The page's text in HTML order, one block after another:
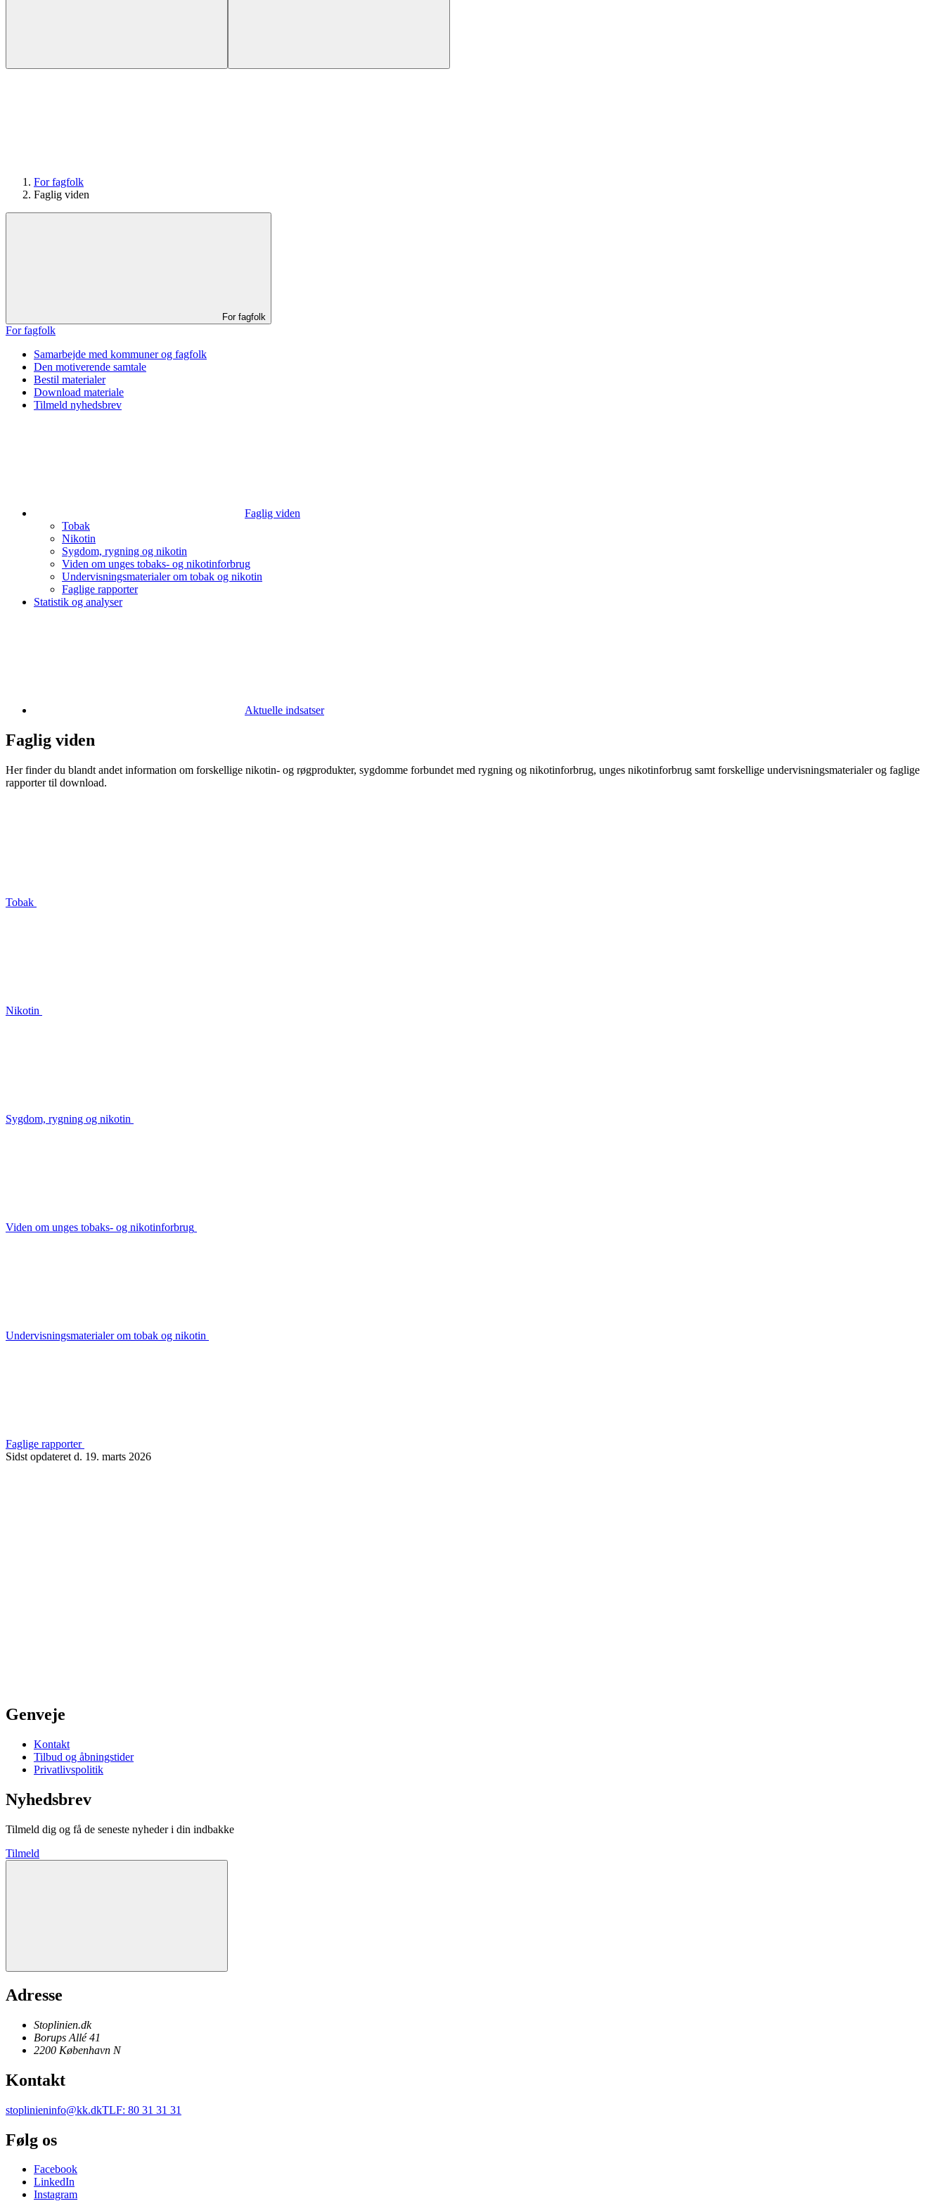
For fagfolk
Faglig viden
For fagfolk
For fagfolk
Samarbejde med kommuner og fagfolk
Den motiverende samtale
Bestil materialer
Download materiale
Tilmeld nyhedsbrev
Faglig viden
Tobak
Nikotin
Sygdom, rygning og nikotin
Viden om unges tobaks- og nikotinforbrug
Undervisningsmaterialer om tobak og nikotin
Faglige rapporter
Statistik og analyser
Aktuelle indsatser
Faglig viden
Her finder du blandt andet information om forskellige nikotin- og røgprodukter, sygdomme forbundet med rygning og nikotinforbrug, unges nikotinforbrug samt forskellige undervisningsmaterialer og faglige
rapporter til download.
Tobak
Nikotin
Sygdom, rygning og nikotin
Viden om unges tobaks- og nikotinforbrug
Undervisningsmaterialer om tobak og nikotin
Faglige rapporter
Sidst opdateret d. 19. marts 2026
Genveje
Kontakt
Tilbud og åbningstider
Privatlivspolitik
Nyhedsbrev
Tilmeld dig og få de seneste nyheder i din indbakke
Tilmeld
Adresse
Stoplinien.dk
Borups Allé 41
2200 København N
Kontakt
stoplinieninfo@kk.dkTLF: 80 31 31 31
Følg os
Facebook
LinkedIn
Instagram